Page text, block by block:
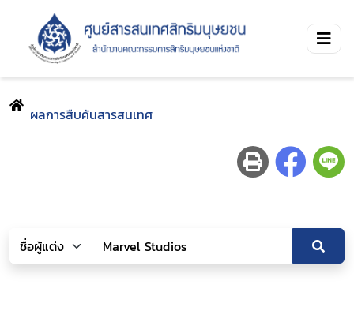
ผลการสืบค้นสารสนเทศ